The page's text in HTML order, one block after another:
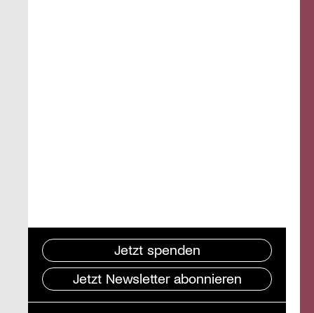
Jetzt spenden
Jetzt Newsletter abonnieren